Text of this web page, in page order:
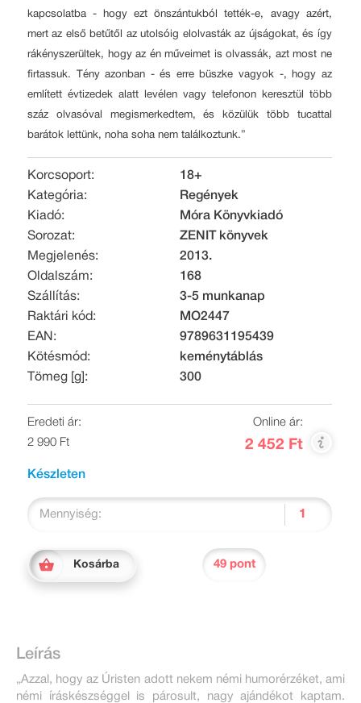
kapcsolatba - hogy ezt önszántukból tették-e, avagy azért,
mert az első betűtől az utolsóig elolvasták az újságokat, és így
rákényszerültek, hogy az én műveimet is olvassák, azt most ne
firtassuk. Tény azonban - és erre büszke vagyok -, hogy az
említett évtizedek alatt levélen vagy telefonon keresztül több
száz olvasóval megismerkedtem, és közülük több tucattal
barátok lettünk, noha soha nem találkoztunk.”
Korcsoport:
18+
Kategória:
Regények
Kiadó:
Móra Könyvkiadó
Sorozat:
ZENIT könyvek
Megjelenés:
2013.
Oldalszám:
168
Szállítás:
3-5 munkanap
Raktári kód:
MO2447
EAN:
9789631195439
Kötésmód:
keménytáblás
Tömeg [g]:
300
Eredeti ár:
2 990 Ft
Online ár:
2 452 Ft
Készleten
Mennyiség:
Kosárba 49 pont
Leírás
„Azzal, hogy az Úristen adott nekem némi humorérzéket, ami
némi íráskészséggel is párosult, nagy ajándékot kaptam.